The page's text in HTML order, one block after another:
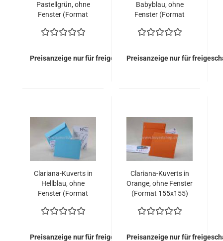
Pastellgrün, ohne
Fenster (Format
Preisanzeige nur für freigeschaltete Kunden
Babyblau, ohne
Fenster (Format
Preisanzeige nur für
Clariana-Kuverts in
Hellblau, ohne
Fenster (Format
Preisanzeige nur für freigeschaltete Kunden
Clariana-Kuverts in
Orange, ohne Fenster
(Format 155x155)
Preisanzeige nur für